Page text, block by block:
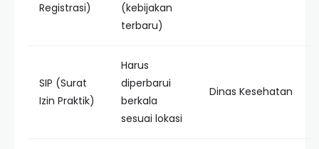
Registrasi)
(kebijakan
terbaru)
SIP (Surat
Izin Praktik)
Harus
diperbarui
berkala
sesuai lokasi
Dinas Kesehatan